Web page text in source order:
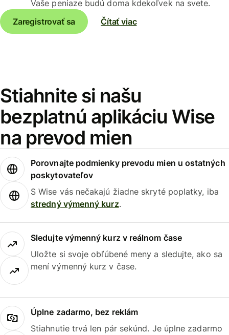
Vaše peniaze budú doma kdekoľvek na svete.
Zaregistrovať sa
Čítať viac
Stiahnite si našu
bezplatnú aplikáciu Wise
na prevod mien
Porovnajte podmienky prevodu mien u ostatných
poskytovateľov
S Wise vás nečakajú žiadne skryté poplatky, iba
stredný výmenný kurz.
Sledujte výmenný kurz v reálnom čase
Uložte si svoje obľúbené meny a sledujte, ako sa
mení výmenný kurz v čase.
Úplne zadarmo, bez reklám
Stiahnutie trvá len pár sekúnd. Je úplne zadarmo